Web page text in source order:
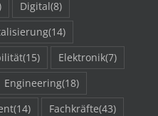
Digital(8)
(14)
(15) Elektronik(7)
Engineering(18)
(14) Fachkräfte(43)